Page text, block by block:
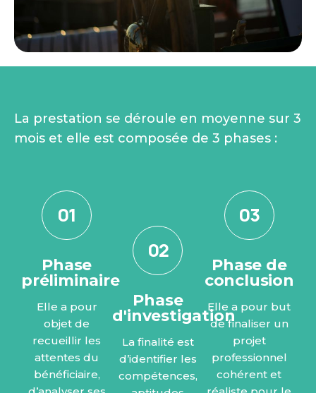
La prestation se déroule en moyenne sur 3
mois et elle est composée de 3 phases :
01
Phase
préliminaire
Elle a pour
objet de
recueillir les
attentes du
bénéficiaire,
02
Phase
d'investigation
La finalité est
d’identifier les
compétences,
03
Phase de
conclusion
Elle a pour but
de finaliser un
projet
professionnel
cohérent et